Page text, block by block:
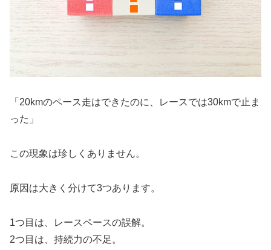
「20kmのペース走はできたのに、レースでは30kmで止ま
った」
この現象は珍しくありません。
原因は大きく分けて3つあります。
1つ目は、レースペースの誤解。
2つ目は、持続力の不足。